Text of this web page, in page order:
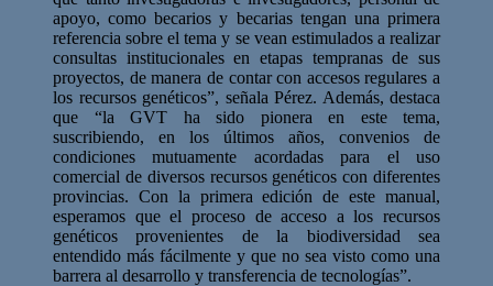
apoyo, como becarios y becarias tengan una primera
referencia sobre el tema y se vean estimulados a realizar
consultas institucionales en etapas tempranas de sus
proyectos, de manera de contar con accesos regulares a
los recursos genéticos”, señala Pérez. Además, destaca
que “la GVT ha sido pionera en este tema,
suscribiendo, en los últimos años, convenios de
condiciones mutuamente acordadas para el uso
comercial de diversos recursos genéticos con diferentes
provincias. Con la primera edición de este manual,
esperamos que el proceso de acceso a los recursos
genéticos provenientes de la biodiversidad sea
entendido más fácilmente y que no sea visto como una
barrera al desarrollo y transferencia de tecnologías”.